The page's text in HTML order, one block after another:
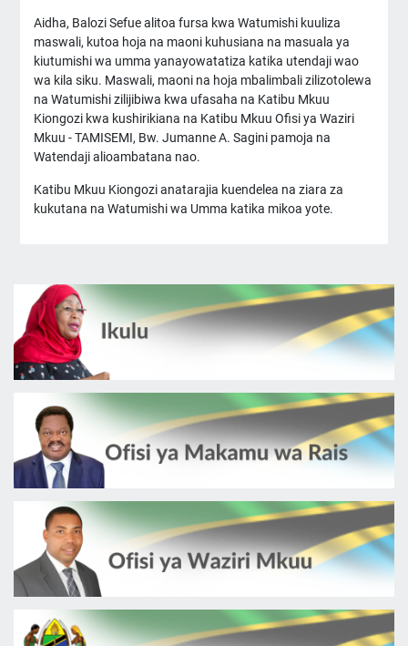
Aidha, Balozi Sefue alitoa fursa kwa Watumishi kuuliza
maswali, kutoa hoja na maoni kuhusiana na masuala ya
kiutumishi wa umma yanayowatatiza katika utendaji wao
wa kila siku. Maswali, maoni na hoja mbalimbali zilizotolewa
na Watumishi zilijibiwa kwa ufasaha na Katibu Mkuu
Kiongozi kwa kushirikiana na Katibu Mkuu Ofisi ya Waziri
Mkuu - TAMISEMI, Bw. Jumanne A. Sagini pamoja na
Watendaji alioambatana nao.
Katibu Mkuu Kiongozi anatarajia kuendelea na ziara za
kukutana na Watumishi wa Umma katika mikoa yote.